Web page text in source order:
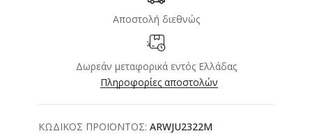
Αποστολή διεθνώς
Δωρεάν μεταφορικά εντός Ελλάδας
Πληροφορίες αποστολών
ΚΩΔΙΚΟΣ ΠΡΟΪΟΝΤΟΣ: ARWJU2322M